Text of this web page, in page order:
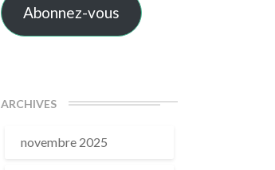
Abonnez-vous
ARCHIVES
novembre 2025